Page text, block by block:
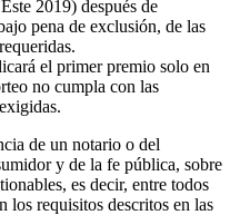
2019) después de
pena de exclusión, de las
el primer premio solo en
no cumpla con las
de un notario o del
y de la fe pública, sobre
es decir, entre todos
los requisitos descritos en las